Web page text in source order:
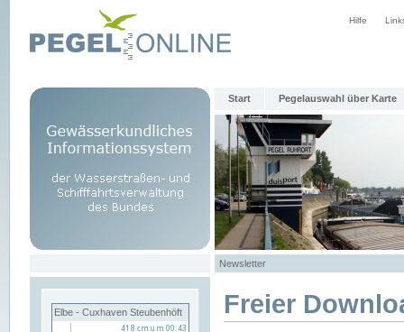
Hilfe
Start Pegelauswahl über Karte
Newsletter
Elbe - Cuxhaven Steubenhöft Freier